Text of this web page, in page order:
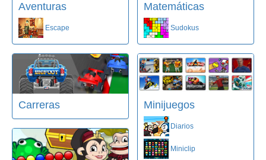
Aventuras
Escape
Carreras
Matemáticas
Sudokus
Minijuegos
Diarios
Miniclip